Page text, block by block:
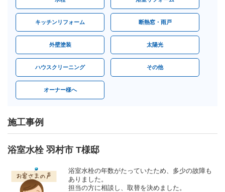
キッチンリフォーム 断熱窓・雨戸
外壁塗装 太陽光
ハウスクリーニング その他
オーナー様へ
施工事例
浴室水栓 羽村市 T様邸
浴室水栓の年数がたっていたため、多少の故障も
ありました。
担当の方に相談し、取替を決めました。